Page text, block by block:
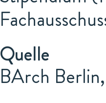
Quelle
BArch